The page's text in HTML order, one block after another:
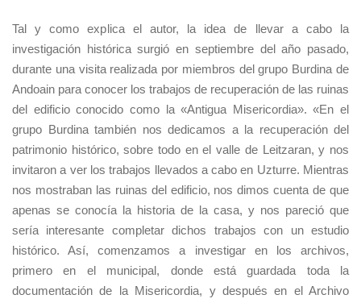
Tal y como explica el autor, la idea de llevar a cabo la
investigación histórica surgió en septiembre del año pasado,
durante una visita realizada por miembros del grupo Burdina de
Andoain para conocer los trabajos de recuperación de las ruinas
del edificio conocido como la «Antigua Misericordia». «En el
grupo Burdina también nos dedicamos a la recuperación del
patrimonio histórico, sobre todo en el valle de Leitzaran, y nos
invitaron a ver los trabajos llevados a cabo en Uzturre. Mientras
nos mostraban las ruinas del edificio, nos dimos cuenta de que
apenas se conocía la historia de la casa, y nos pareció que
sería interesante completar dichos trabajos con un estudio
histórico. Así, comenzamos a investigar en los archivos,
primero en el municipal, donde está guardada toda la
documentación de la Misericordia, y después en el Archivo